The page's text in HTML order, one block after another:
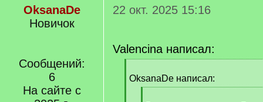
OksanaDe
Новичок
Сообщений:
6
На сайте с
22 окт. 2025 15:16
Valencina написал:
q
OksanaDe написал: